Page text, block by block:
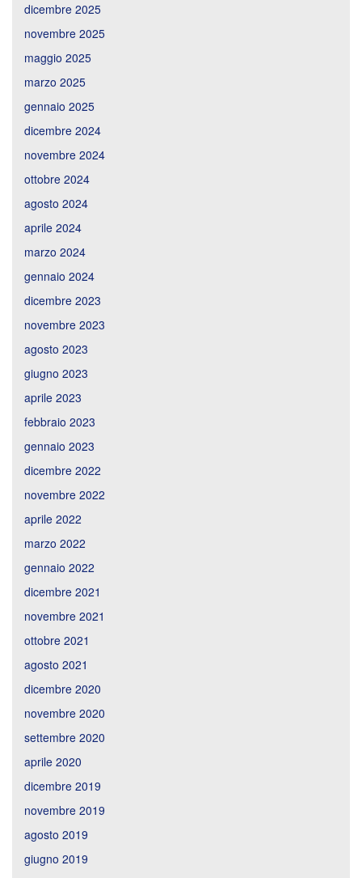
dicembre 2025
novembre 2025
maggio 2025
marzo 2025
gennaio 2025
dicembre 2024
novembre 2024
ottobre 2024
agosto 2024
aprile 2024
marzo 2024
gennaio 2024
dicembre 2023
novembre 2023
agosto 2023
giugno 2023
aprile 2023
febbraio 2023
gennaio 2023
dicembre 2022
novembre 2022
aprile 2022
marzo 2022
gennaio 2022
dicembre 2021
novembre 2021
ottobre 2021
agosto 2021
dicembre 2020
novembre 2020
settembre 2020
aprile 2020
dicembre 2019
novembre 2019
agosto 2019
giugno 2019